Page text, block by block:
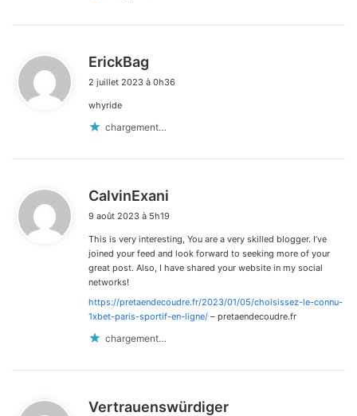
ErickBag
t
2 juillet 2023 à 0h36
whyride
chargement…
CalvinExani
:
9 août 2023 à 5h19
This is very interesting, You are a very skilled blogger. I’ve
joined your feed and look forward to seeking more of your
great post. Also, I have shared your website in my social
networks!
https://pretaendecoudre.fr/2023/01/05/choisissez-le-connu-
1xbet-paris-sportif-en-ligne/ – pretaendecoudre.fr
chargement…
Vertrauenswürdiger